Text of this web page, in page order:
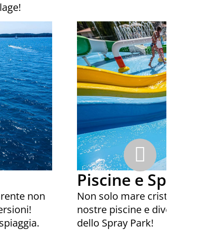
non
Piscine e Spray
Non solo mare cristallino: fai
nostre piscine e divertiti tra i
dello Spray Park!